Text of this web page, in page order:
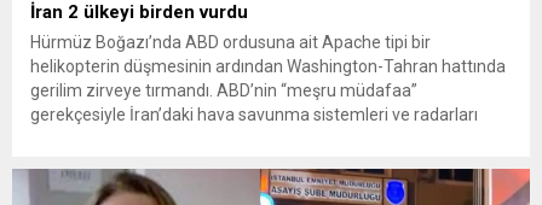
İran 2 ülkeyi birden vurdu
Hürmüz Boğazı’nda ABD ordusuna ait Apache tipi bir
helikopterin düşmesinin ardından Washington-Tahran hattında
gerilim zirveye tırmandı. ABD’nin “meşru müdafaa”
gerekçesiyle İran’daki hava savunma sistemleri ve radarları
yeni bir ABD saldırısına anında yanıt verileceğini duyurdu....